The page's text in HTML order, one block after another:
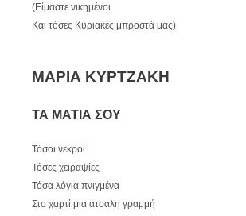
(Είμαστε νικημένοι
Και τόσες Κυριακές μπροστά μας)
ΜΑΡΙΑ ΚΥΡΤΖΑΚΗ
ΤΑ ΜΑΤΙΑ ΣΟΥ
Τόσοι νεκροί
Τόσες χειραψίες
Τόσα λόγια πνιγμένα
Στο χαρτί μια άτσαλη γραμμή